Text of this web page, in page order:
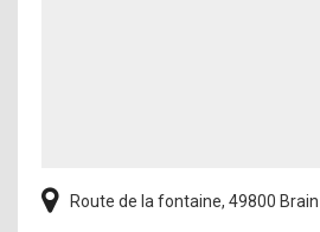
Route de la fontaine, 49800